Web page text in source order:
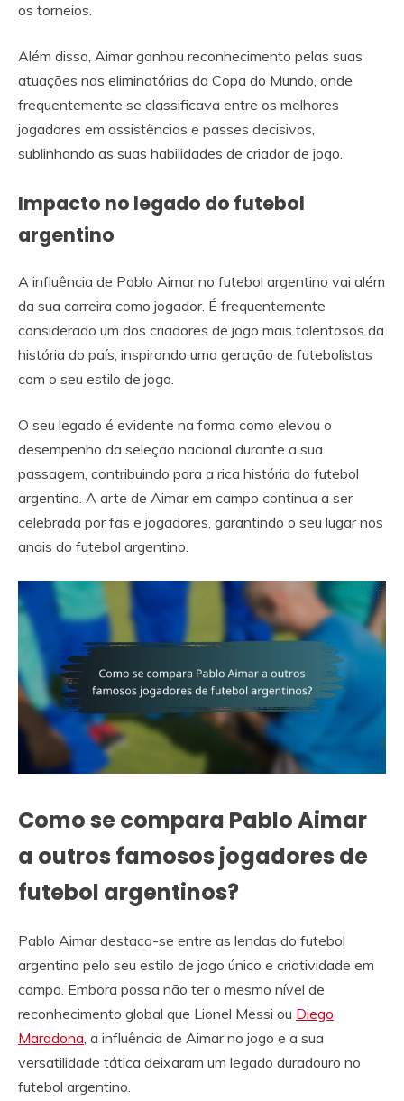
os torneios.
Além disso, Aimar ganhou reconhecimento pelas suas
atuações nas eliminatórias da Copa do Mundo, onde
frequentemente se classificava entre os melhores
jogadores em assistências e passes decisivos,
sublinhando as suas habilidades de criador de jogo.
Impacto no legado do futebol
argentino
A influência de Pablo Aimar no futebol argentino vai além
da sua carreira como jogador. É frequentemente
considerado um dos criadores de jogo mais talentosos da
história do país, inspirando uma geração de futebolistas
com o seu estilo de jogo.
O seu legado é evidente na forma como elevou o
desempenho da seleção nacional durante a sua
passagem, contribuindo para a rica história do futebol
argentino. A arte de Aimar em campo continua a ser
celebrada por fãs e jogadores, garantindo o seu lugar nos
anais do futebol argentino.
Como se compara Pablo Aimar
a outros famosos jogadores de
futebol argentinos?
Pablo Aimar destaca-se entre as lendas do futebol
argentino pelo seu estilo de jogo único e criatividade em
campo. Embora possa não ter o mesmo nível de
reconhecimento global que Lionel Messi ou Diego
Maradona, a influência de Aimar no jogo e a sua
versatilidade tática deixaram um legado duradouro no
futebol argentino.